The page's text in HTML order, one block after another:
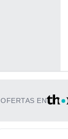
OFERTAS EN